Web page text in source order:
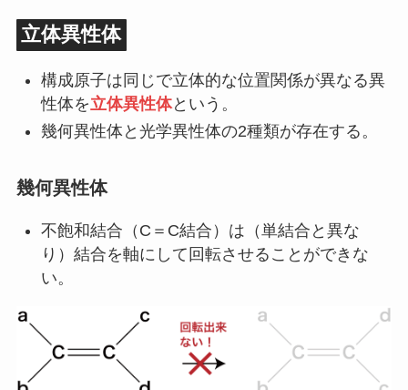
立体異性体
構成原子は同じで立体的な位置関係が異なる異
性体を立体異性体という。
幾何異性体と光学異性体の2種類が存在する。
幾何異性体
不飽和結合（C＝C結合）は（単結合と異な
り）結合を軸にして回転させることができな
い。